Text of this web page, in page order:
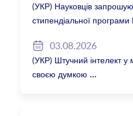
(УКР) Науковців
стипендіальної
03.08.2026
(УКР) Штучний інтелект у
своєю думкою